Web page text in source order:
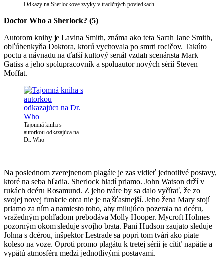
Odkazy na Sherlockove zvyky v tradičných poviedkach
Doctor Who a Sherlock? (5)
Autorom knihy je Lavina Smith, známa ako teta Sarah Jane Smith,
obľúbenkyňa Doktora, ktorú vychovala po smrti rodičov. Takúto
poctu a návnadu na ďalší kultový seriál vzdali scenárista Mark
Gatiss a jeho spolupracovník a spoluautor nových sérií Steven
Moffat.
Tajomná kniha s
autorkou odkazajúca na
Dr. Who
Na poslednom zverejnenom plagáte je zas vidieť jednotlivé postavy,
ktoré na seba hľadia. Sherlock hladí priamo. John Watson drží v
rukách dcéru Rosamund. Z jeho tváre by sa dalo vyčítať, že zo
svojej novej funkcie otca nie je najšťastnejší. Jeho žena Mary stojí
priamo za ním a namiesto toho, aby milujúco pozerala na dcéru,
vražedným pohľadom prebodáva Molly Hooper. Mycroft Holmes
pozorným okom sleduje svojho brata. Pani Hudson zaujato sleduje
Johna s dcérou, inšpektor Lestrade sa popri tom tvári ako piate
koleso na voze. Oproti promo plagátu k tretej sérii je cítiť napätie a
vypätú atmosféru medzi jednotlivými postavami.